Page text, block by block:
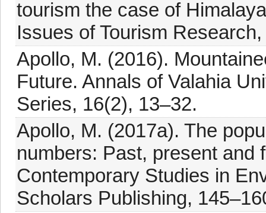
tourism the case of
Issues of Tourism
Apollo, M. (2016).
Future. Annals of Valahia
Series, 16(2), 13–32.
Apollo, M. (2017a). The
numbers: Past, present and
Contemporary Studies in
Scholars Publishing,